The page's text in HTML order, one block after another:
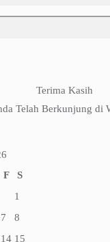
Terima Kasih
Telah Berkunjung di
F
S
1
7
8
14 15